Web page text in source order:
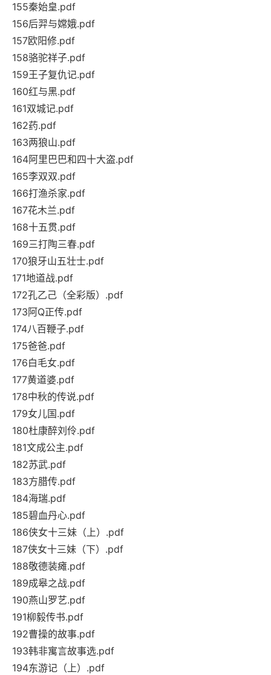
155秦始皇.pdf
156后羿与嫦娥.pdf
157欧阳修.pdf
158骆驼祥子.pdf
159王子复仇记.pdf
160红与黑.pdf
161双城记.pdf
162药.pdf
163两狼山.pdf
164阿里巴巴和四十大盗.pdf
165李双双.pdf
166打渔杀家.pdf
167花木兰.pdf
168十五贯.pdf
169三打陶三春.pdf
170狼牙山五壮士.pdf
171地道战.pdf
172孔乙己（全彩版）.pdf
173阿Q正传.pdf
174八百鞭子.pdf
175爸爸.pdf
176白毛女.pdf
177黄道婆.pdf
178中秋的传说.pdf
179女儿国.pdf
180杜康醉刘伶.pdf
181文成公主.pdf
182苏武.pdf
183方腊传.pdf
184海瑞.pdf
185碧血丹心.pdf
186侠女十三妹（上）.pdf
187侠女十三妹（下）.pdf
188敬德装瘫.pdf
189成皋之战.pdf
190燕山罗艺.pdf
191柳毅传书.pdf
192曹操的故事.pdf
193韩非寓言故事选.pdf
194东游记（上）.pdf